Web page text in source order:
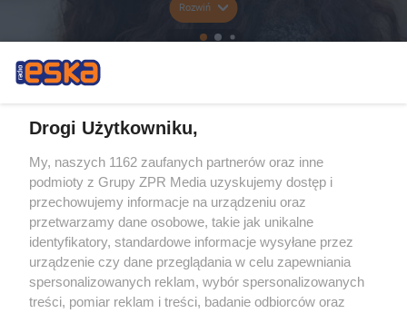
Rozwiń
Drogi Użytkowniku,
My, naszych 1162 zaufanych partnerów oraz inne
podmioty z Grupy ZPR Media uzyskujemy dostęp i
przechowujemy informacje na urządzeniu oraz
przetwarzamy dane osobowe, takie jak unikalne
identyfikatory, standardowe informacje wysyłane przez
urządzenie czy dane przeglądania w celu zapewniania
spersonalizowanych reklam, wybór spersonalizowanych
treści, pomiar reklam i treści, badanie odbiorców oraz